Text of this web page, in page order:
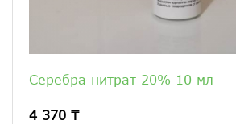
Серебра нитрат 20% 10 мл
4 370 ₸